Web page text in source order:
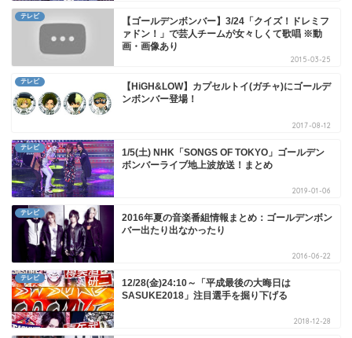
テレビ
【ゴールデンボンバー】3/24「クイズ！ドレミフ
ァドン！」で芸人チームが女々しくて歌唱 ※動
画・画像あり
2015-03-25
テレビ
【HiGH&LOW】カプセルトイ(ガチャ)にゴールデ
ンボンバー登場！
2017-08-12
テレビ
1/5(土) NHK「SONGS OF TOKYO」ゴールデン
ボンバーライブ地上波放送！まとめ
2019-01-06
テレビ
2016年夏の音楽番組情報まとめ：ゴールデンボン
バー出たり出なかったり
2016-06-22
テレビ
12/28(金)24:10～「平成最後の大晦日は
SASUKE2018」注目選手を掘り下げる
2018-12-28